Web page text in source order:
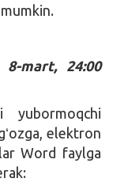
8-mart, 24:00
yubormoqchi
elektron
Word faylga